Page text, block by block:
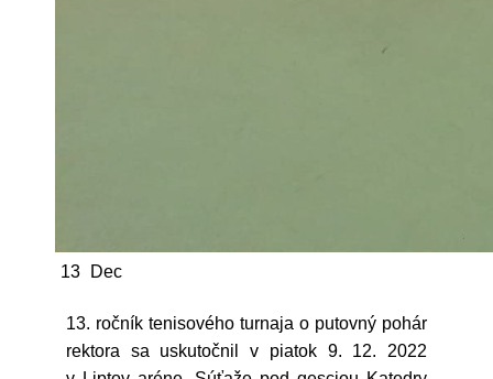
13 Dec
13. ročník tenisového turnaja o putovný pohár
rektora sa uskutočnil v piatok 9. 12. 2022